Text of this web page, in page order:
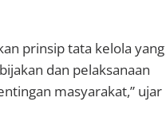
prinsip tata kelola yang
dan pelaksanaan
masyarakat,” ujar